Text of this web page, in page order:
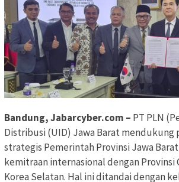
Bandung, Jabarcyber.com – PT PLN
Distribusi (UID) Jawa Barat mendukung
strategis Pemerintah Provinsi Jawa
kemitraan internasional dengan Provinsi
Korea Selatan. Hal ini ditandai dengan